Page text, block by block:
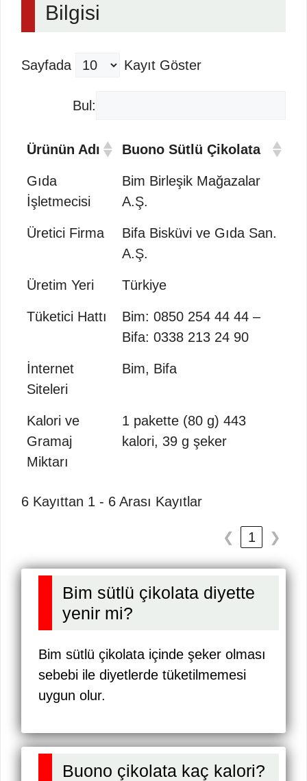
Bilgisi
Sayfada Kayıt Göster
Bul:
Ürünün Adı Buono Sütlü Çikolata
Gıda
İşletmecisi
Bim Birleşik Mağazalar
A.Ş.
Üretici Firma
Bifa Bisküvi ve Gıda San.
A.Ş.
Üretim Yeri Türkiye
Tüketici Hattı
Bim: 0850 254 44 44 –
Bifa: 0338 213 24 90
İnternet
Siteleri
Bim, Bifa
Kalori ve
Gramaj
Miktarı
1 pakette (80 g) 443
kalori, 39 g şeker
6 Kayıttan 1 - 6 Arası Kayıtlar
❮ 1 ❯
Bim sütlü çikolata diyette
yenir mi?
Bim sütlü çikolata içinde şeker olması
sebebi ile diyetlerde tüketilmemesi
uygun olur.
Buono çikolata kaç kalori?